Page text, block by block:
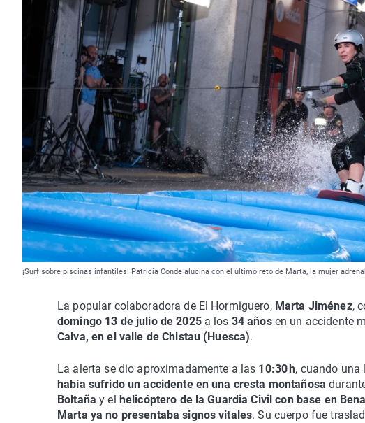
¡Surf sobre piscinas infantiles! Patricia Conde alucina con el último reto de Marta, la mujer
La popular colaboradora de El Hormiguero, Marta Jiménez,
domingo 13 de julio de 2025a los 34 añosen un accidente
Calva, en el valle de Chistau (Huesca).
La alerta se dio aproximadamente a las 10:30 h, cuando una
había sufrido un accidente en una cresta montañosa
Boltaña y el helicóptero de la Guardia Civil con base en
Marta ya no presentaba signos vitales. Su cuerpo fue